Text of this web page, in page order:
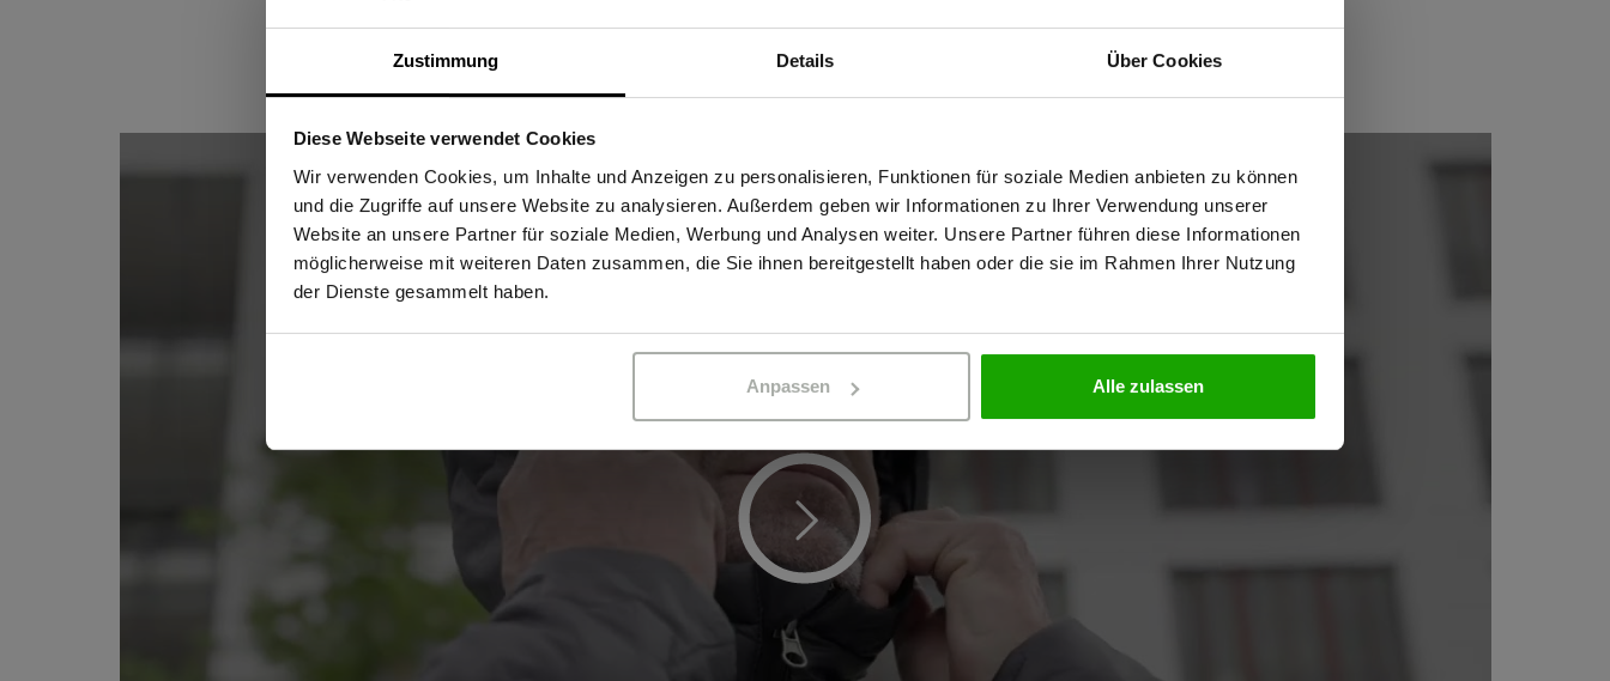
Zustimmung Details Über Cookies
Diese Webseite verwendet Cookies
Wir verwenden Cookies, um Inhalte und Anzeigen zu personalisieren, Funktionen für soziale Medien anbieten zu können
und die Zugriffe auf unsere Website zu analysieren. Außerdem geben wir Informationen zu Ihrer Verwendung unserer
Website an unsere Partner für soziale Medien, Werbung und Analysen weiter. Unsere Partner führen diese Informationen
möglicherweise mit weiteren Daten zusammen, die Sie ihnen bereitgestellt haben oder die sie im Rahmen Ihrer Nutzung
der Dienste gesammelt haben.
Anpassen Alle zulassen
Sind Sie Gewerbetreibender?
Ich bestätige, dass ich Gewerbetreibender bin. Alle Preise werden netto ausgewiesen.
GEWERBETREIBENDER PRIVATPERSON